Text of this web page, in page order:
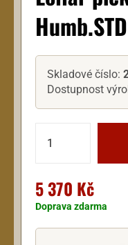
Skladové číslo:
Dostupnost
5 370 Kč
Doprava zdarma